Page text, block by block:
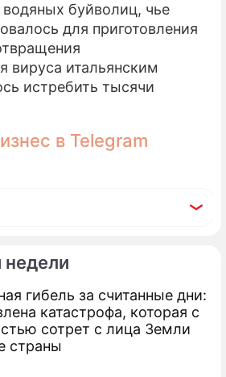
недели
гибель за считанные дни:
катастрофа, которая с
сотрет с лица Земли
страны
водяных буйволиц, чье
для приготовления
вируса итальянским
истребить тысячи
в Telegram
делать сыр